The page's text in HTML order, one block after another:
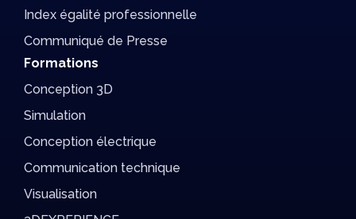
Index égalité professionnelle
Communiqué de Presse
Formations
Conception 3D
Simulation
Conception électrique
Communication technique
Visualisation